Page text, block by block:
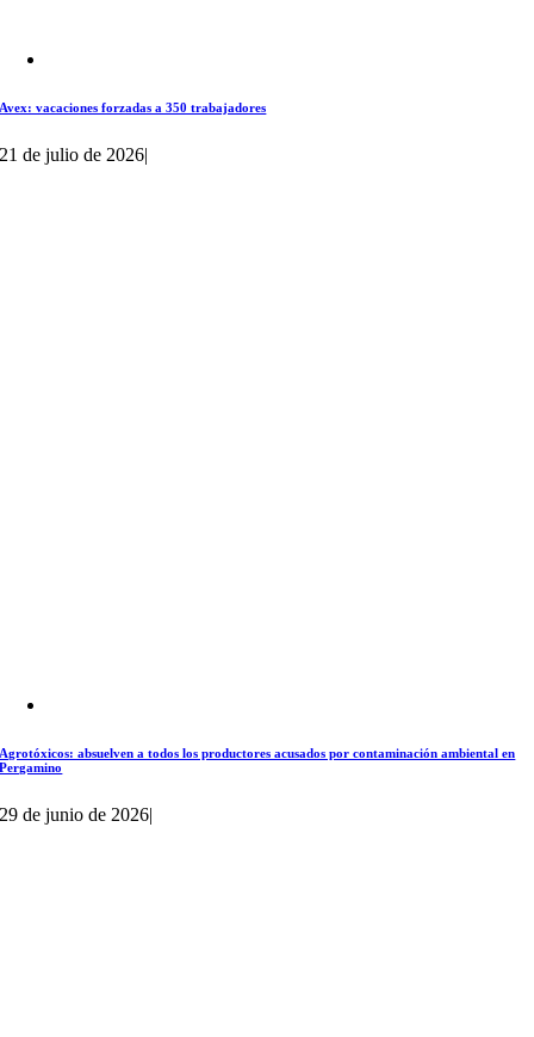
Avex: vacaciones forzadas a 350 trabajadores
21 de julio de 2026|
Agrotóxicos: absuelven a todos los productores acusados por contaminación ambiental en
Pergamino
29 de junio de 2026|